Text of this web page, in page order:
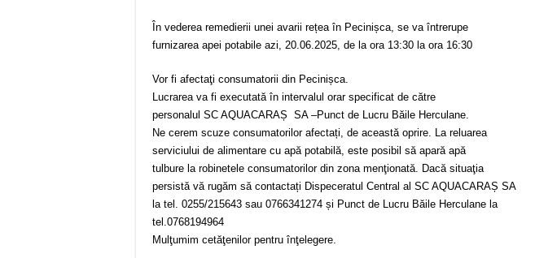
În vederea remedierii unei avarii rețea în Pecinișca, se va întrerupe
furnizarea apei potabile azi, 20.06.2025, de la ora 13:30 la ora 16:30
Vor fi afectaţi consumatorii din Pecinișca.
Lucrarea va fi executată în intervalul orar specificat de către
personalul SC AQUACARAȘ SA –Punct de Lucru Băile Herculane.
Ne cerem scuze consumatorilor afectați, de această oprire. La reluarea
serviciului de alimentare cu apă potabilă, este posibil să apară apă
tulbure la robinetele consumatorilor din zona menţionată. Dacă situaţia
persistă vă rugăm să contactați Dispeceratul Central al SC AQUACARAȘ SA
la tel. 0255/215643 sau 0766341274 și Punct de Lucru Băile Herculane la
tel.0768194964
Mulţumim cetăţenilor pentru înţelegere.